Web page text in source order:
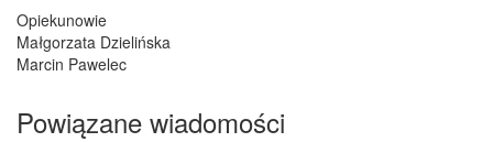
Opiekunowie
Małgorzata Dzielińska
Marcin Pawelec
Powiązane wiadomości